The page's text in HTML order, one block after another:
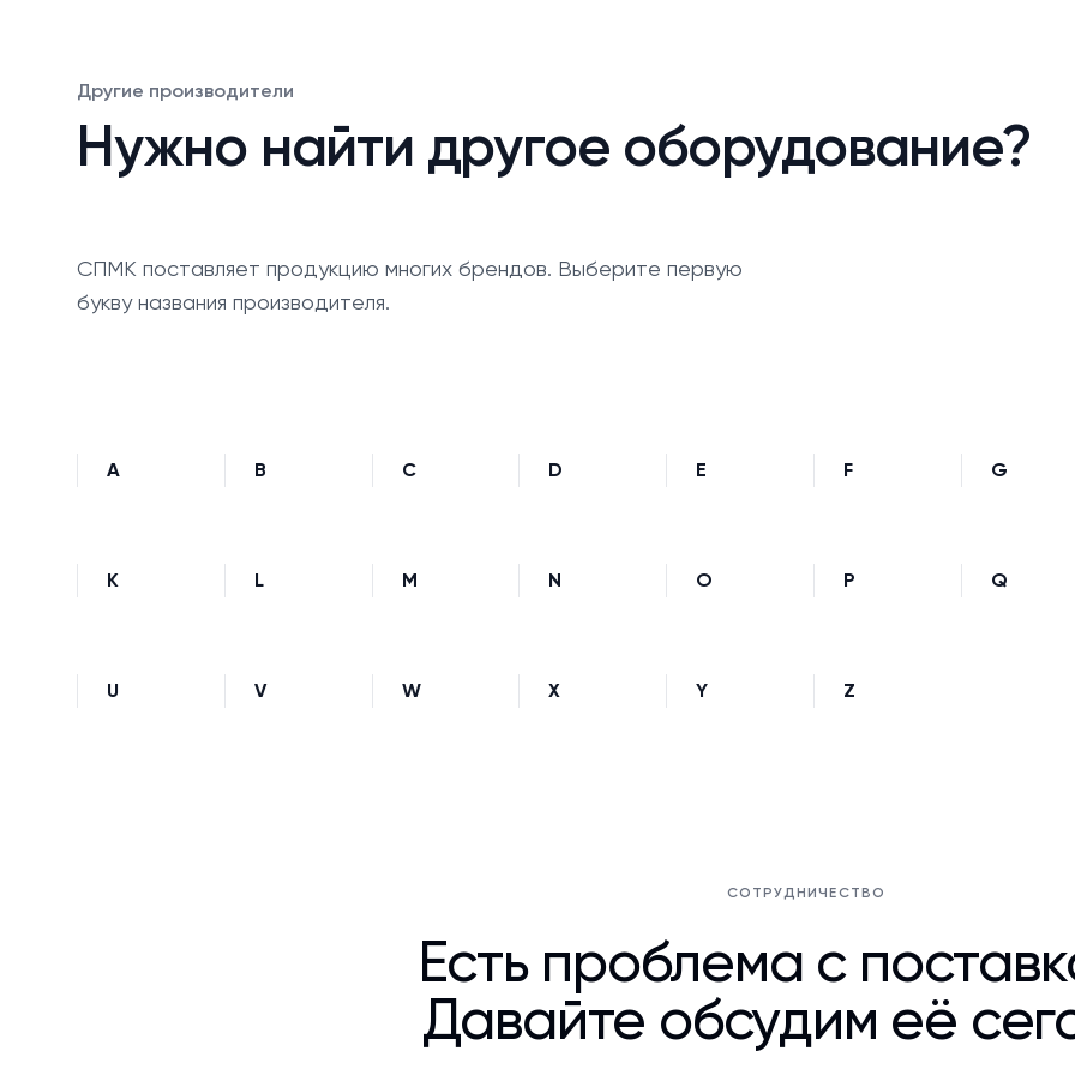
Другие производители
Нужно найти другое оборудование?
СПМК поставляет продукцию многих брендов. Выберите первую
букву названия производителя.
A B C D E F G
K L M N O P Q
U V W X Y Z
СОТРУДНИЧЕСТВО
Есть проблема с
Давайте обсудим её